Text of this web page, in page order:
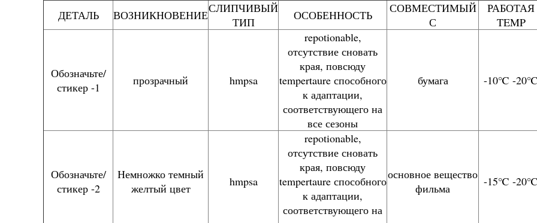
ДЕТАЛЬ ВОЗНИКНОВЕНИЕСЛИПЧИВЫЙ
ТИП
ОСОБЕННОСТЬ
СОВМЕСТИМЫЙ
С
РАБОТАЯ
TEMP
Обозначьте/
стикер -1
прозрачный hmpsa
repotionable,
отсутствие сновать
края, повсюду
tempertaure способного
к адаптации,
соответствующего на
все сезоны
бумага -10℃ -20℃
Обозначьте/
стикер -2
Немножко темный
желтый цвет
hmpsa
repotionable,
отсутствие сновать
края, повсюду
tempertaure способного
к адаптации,
соответствующего на
основное вещество
фильма
-15℃ -20℃